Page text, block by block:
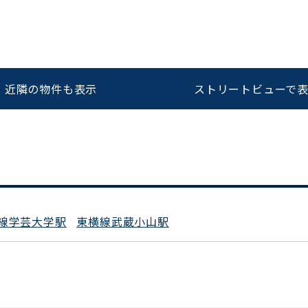
スムーズにご案内できます
0120-620-213
近隣の物件も表示 ストリートビューで
学芸大学駅 東横線武蔵小山駅